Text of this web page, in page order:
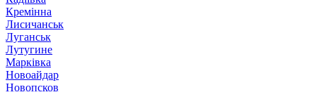
Кремінна
Лисичанськ
Луганськ
Лутугине
Марківка
Новоайдар
Новопсков